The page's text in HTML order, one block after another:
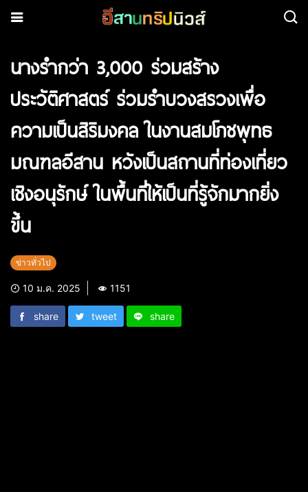
นางรำกว่า 3,000 ร่วมสร้าง
ประวัติศาสตร์ ร่วมรำบวงสรวงเพื่อ
ความเป็นสิริมงคล ในงานสมโภชพุทธ
มณฑลอีสาน หวังเป็นสถานที่ท่องเที่ยว
เชิงอนุรักษ์ ในพื้นที่ให้เป็นที่รู้จักมากยิ่ง
ขึ้น
ข่าวทั่วไป
10 ม.ค. 2025 1151
share tweet share